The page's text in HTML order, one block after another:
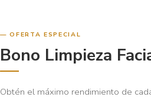
OFERTA ESPECIAL
Bono Limpieza
Obtén el máximo rendimiento de